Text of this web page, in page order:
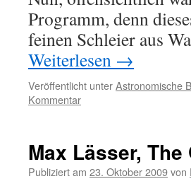
Programm, denn
feinen Schleier aus
Weiterlesen →
Veröffentlicht unterAstronomische
Kommentar
Max Lässer,
Publiziert am 23. Oktober 2009von